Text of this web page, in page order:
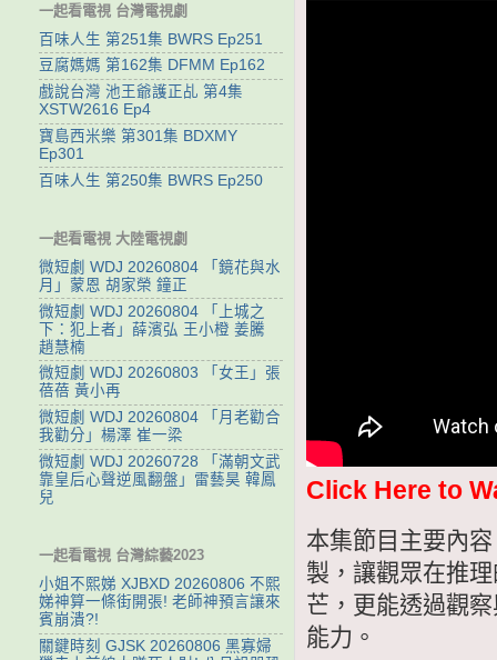
Click Here to
本集節目主要內
製，讓觀眾在推
芒，更能透過觀
能力。
一起看電視 台灣電視劇
百味人生 第251集 BWRS Ep251
豆腐媽媽 第162集 DFMM Ep162
戲說台灣 池王爺護正乩 第4集
XSTW2616 Ep4
寶島西米樂 第301集 BDXMY
Ep301
百味人生 第250集 BWRS Ep250
一起看電視 大陸電視劇
微短劇 WDJ 20260804 「鏡花與水
月」蒙恩 胡家榮 鐘正
微短劇 WDJ 20260804 「上城之
下：犯上者」薛濱弘 王小橙 姜騰
趙慧楠
微短劇 WDJ 20260803 「女王」張
蓓蓓 黃小再
微短劇 WDJ 20260804 「月老勸合
我勸分」楊澤 崔一梁
微短劇 WDJ 20260728 「滿朝文武
靠皇后心聲逆風翻盤」雷藝昊 韓鳳
兒
一起看電視 台灣綜藝2023
小姐不熙娣 XJBXD 20260806 不熙
娣神算一條街開張! 老師神預言讓來
賓崩潰?!
關鍵時刻 GJSK 20260806 黑寡婦